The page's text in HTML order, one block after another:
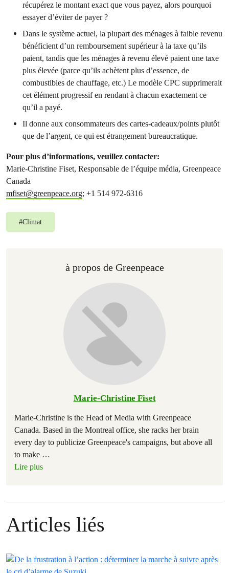
récupérez le montant exact que vous payez, alors pourquoi
essayer d’éviter de payer ?
Dans le système actuel, la plupart des ménages à faible revenu
bénéficient d’un remboursement supérieur à la taxe qu’ils
paient, tandis que les ménages à revenu élevé paient une taxe
plus élevée (parce qu’ils achètent plus d’essence, de
combustibles de chauffage, etc.) Le modèle CPC supprimerait
cet élément progressif en rendant à chacun exactement ce
qu’il a payé.
Il donne aux consommateurs des cartes-cadeaux/points plutôt
que de l’argent, ce qui est étrangement bureaucratique.
Pour plus d’informations, veuillez contacter:
Marie-Christine Fiset, Responsable de l’équipe média, Greenpeace
Canada
mfiset@greenpeace.org; +1 514 972-6316
#Climat
à propos de Greenpeace
Marie-Christine Fiset
Marie-Christine is the Head of Media with Greenpeace
Canada. Based in the Montreal office, she racks her brain
every day to publicize Greenpeace's campaigns, but above all
to make …
Lire plus
Articles liés